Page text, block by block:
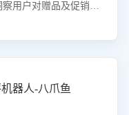
用户对赠品及促销政
策略，优化资源投放
器人-八爪鱼